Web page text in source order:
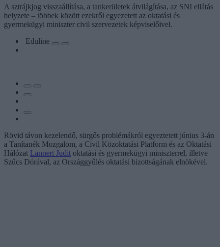
A sztrájkjog visszaállítása, a tankerületek átvilágítása, az SNI ellátás
helyzete – többek között ezekről egyezetett az oktatási és
gyermekügyi miniszter civil szervezetek képviselőivel.
Eduline
Rövid távon kezelendő, sürgős problémákról egyeztetett június 3-án
a Tanítanék Mozgalom, a Civil Közoktatási Platform és az Oktatási
Hálózat Lannert Judit oktatási és gyermekügyi miniszterrel, illetve
Szűcs Dórával, az Országgyűlés oktatási bizottságának elnökével.